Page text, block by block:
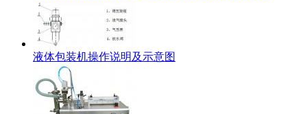
液体包装机操作说明及示意图